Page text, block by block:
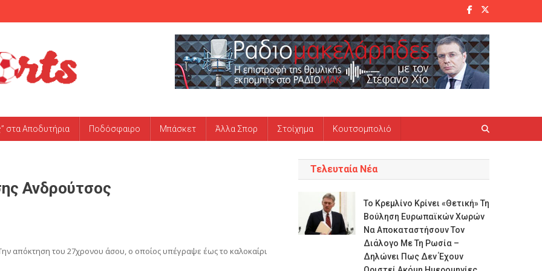
στα Αποδυτήρια Ποδόσφαιρο Μπάσκετ Άλλα Σπορ Στοίχημα Κουτσομπολιό
Ανδρούτσος
απόκτηση του 27χρονου άσου, ο οποίος υπέγραψε έως το καλοκαίρι
Τελευταία Νέα
Το Κρεμλίνο Κρίνει «θετική» Τη
Βούληση Ευρωπαϊκών Χωρών
Να Αποκαταστήσουν Τον
Διάλογο Με Τη Ρωσία –
Δηλώνει Πως Δεν Έχουν